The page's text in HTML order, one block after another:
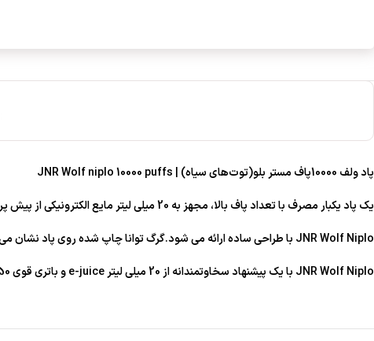
پاد ولف 10000پاف مستر بلو(توت‌های سیاه) | JNR Wolf niplo 10000 puffs
یک پاد یکبار مصرف با تعداد پاف بالا، مجهز به 20 میلی لیتر مایع الکترونیکی از پیش پر شده، باتری قابل شارژ 650 میلی آمپر ساعتی است ؛ دارای نیکوتین %5 بوده و حدود 10000 پاف را برآورده می کند.
JNR Wolf Niplo با طراحی ساده ارائه می شود.گرگ توانا چاپ شده روی پاد نشان می دهد که پاد قدرتمند و طولانی مدت است.
JNR Wolf Niplo با یک پیشنهاد سخاوتمندانه از 20 میلی لیتر e-juice و باتری قوی 650 میلی آمپر ساعتی، برای ویپینگ بی وقفه ایده آل است. هر پاف Wolf Niplo 10K طعم‌دار و فراموش‌نشدنی است.